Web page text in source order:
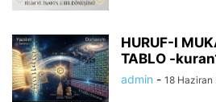
HURUF-I
TABLO -
admin - 18 Haziran